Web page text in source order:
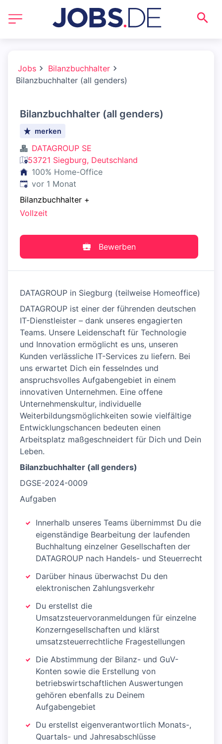
Jobs
Bilanzbuchhalter
Bilanzbuchhalter (all genders)
Bilanzbuchhalter (all genders)
merken
DATAGROUP SE
53721 Siegburg, Deutschland
100% Home-Office
Veröffentlicht:
vor 1 Monat
Bilanzbuchhalter +
Vollzeit
Bewerben
DATAGROUP in Siegburg (teilweise Homeoffice)
DATAGROUP ist einer der führenden deutschen
IT-Dienstleister – dank unseres engagierten
Teams. Unsere Leidenschaft für Technologie
und Innovation ermöglicht es uns, unseren
Kunden verlässliche IT-Services zu liefern. Bei
uns erwartet Dich ein fesselndes und
anspruchsvolles Aufgabengebiet in einem
innovativen Unternehmen. Eine offene
Unternehmenskultur, individuelle
Weiterbildungsmöglichkeiten sowie vielfältige
Entwicklungschancen bedeuten einen
Arbeitsplatz maßgeschneidert für Dich und Dein
Leben.
Bilanzbuchhalter (all genders)
DGSE-2024-0009
Aufgaben
Innerhalb unseres Teams übernimmst Du die
eigenständige Bearbeitung der laufenden
Buchhaltung einzelner Gesellschaften der
DATAGROUP nach Handels- und Steuerrecht
Darüber hinaus überwachst Du den
elektronischen Zahlungsverkehr
Du erstellst die
Umsatzsteuervoranmeldungen für einzelne
Konzerngesellschaften und klärst
umsatzsteuerrechtliche Fragestellungen
Die Abstimmung der Bilanz- und GuV-
Konten sowie die Erstellung von
betriebswirtschaftlichen Auswertungen
gehören ebenfalls zu Deinem
Aufgabengebiet
Du erstellst eigenverantwortlich Monats-,
Quartals- und Jahresabschlüsse